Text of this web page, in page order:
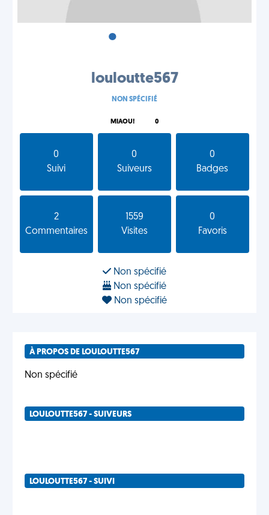
•
louloutte567
NON SPÉCIFIÉ
MIAOU! 0
0
Suivi
0
Suiveurs
0
Badges
2
Commentaires
1559
Visites
0
Favoris
Non spécifié
Non spécifié
Non spécifié
À PROPOS DE LOULOUTTE567
Non spécifié
LOULOUTTE567 - SUIVEURS
LOULOUTTE567 - SUIVI